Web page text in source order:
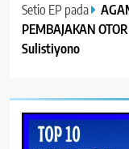
Setio EP pada
PEMBAJAKAN
Sulistiyono